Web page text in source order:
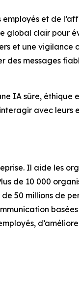
et de
global clair pour
et une vigilance
des messages
IA sûre, éthique
avec leurs
Il aide les
de 10 000
50 millions de
basées